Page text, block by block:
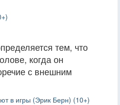
тем, что
когда он
с внешним
в игры (Эрик Берн) (10+)